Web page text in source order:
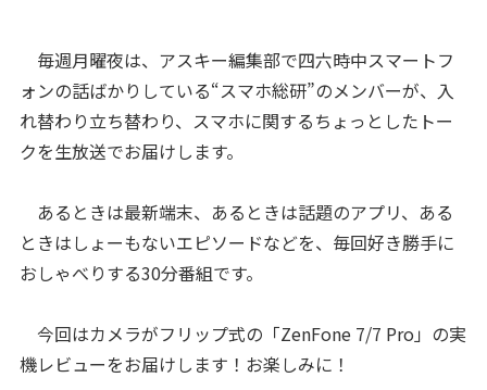
毎週月曜夜は、アスキー編集部で四六時中スマートフ
ォンの話ばかりしている“スマホ総研”のメンバーが、入
れ替わり立ち替わり、スマホに関するちょっとしたトー
クを生放送でお届けします。
あるときは最新端末、あるときは話題のアプリ、ある
ときはしょーもないエピソードなどを、毎回好き勝手に
おしゃべりする30分番組です。
今回はカメラがフリップ式の「ZenFone 7/7 Pro」の実
機レビューをお届けします！お楽しみに！